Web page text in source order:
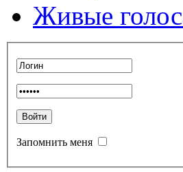
Живые
Запомнить меня